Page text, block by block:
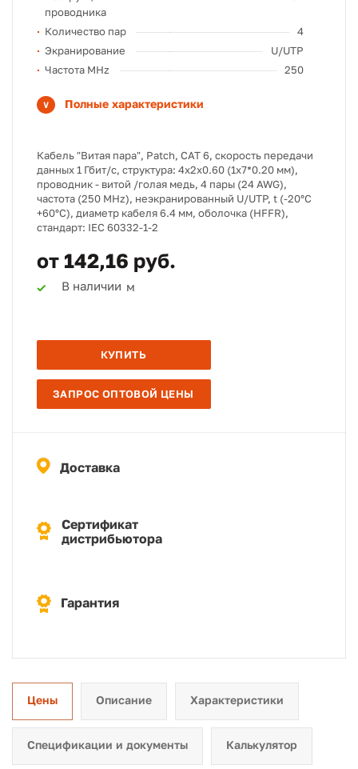
проводника
Количество пар
4
Экранирование
U/UTP
Частота MHz
250
Полные характеристики
Кабель "Витая пара", Patch, CAT 6, скорость передачи
данных 1 Гбит/с, структура: 4х2х0.60 (1х7*0.20 мм),
проводник - витой /голая медь, 4 пары (24 AWG),
частота (250 MHz), неэкранированный U/UTP, t (-20°C
+60°C), диаметр кабеля 6.4 мм, оболочка (HFFR),
стандарт: IEC 60332-1-2
от 142,16 руб.
В наличии м
КУПИТЬ
ЗАПРОС ОПТОВОЙ ЦЕНЫ
Доставка
Сертификат
дистрибьютора
Гарантия
Цены Описание Характеристики
Спецификации и документы Калькулятор